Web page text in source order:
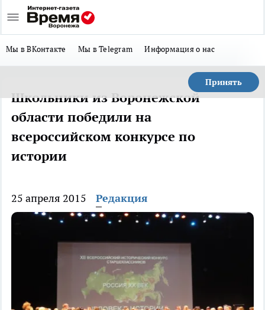
Мы в ВКонтакте Мы в Telegram Информация о нас
Принять
Школьники из Воронежской
области победили на
всероссийском конкурсе по
истории
25 апреля 2015 Редакция